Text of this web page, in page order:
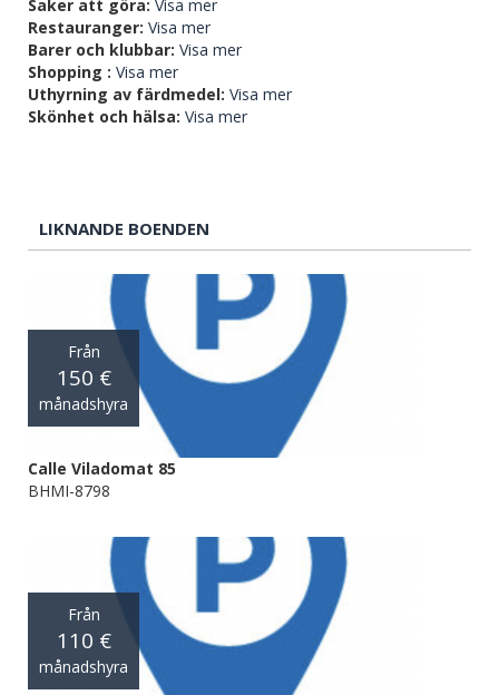
Saker att göra: Visa mer
Restauranger: Visa mer
Barer och klubbar: Visa mer
Shopping : Visa mer
Uthyrning av färdmedel: Visa mer
Skönhet och hälsa: Visa mer
LIKNANDE BOENDEN
Från
150 €
månadshyra
Calle Viladomat 85
BHMI-8798
Från
110 €
månadshyra